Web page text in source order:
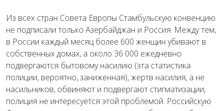
Из всех стран Совета Европы Стамбульскую конвенцию
не подписали только Азербайджан и Россия. Между тем,
в России каждый месяц более 600 женщин убивают в
собственных домах, а около 36 000 ежедневно
подвергаются бытовому насилию (эта статистика
полиции, вероятно, заниженная), жертв насилия, а не
насильников, обвиняют и подвергают стигматизации,
полиция не интересуется этой проблемой. Российскую